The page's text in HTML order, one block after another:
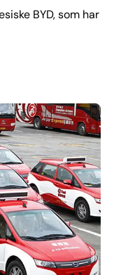
BYD, som har